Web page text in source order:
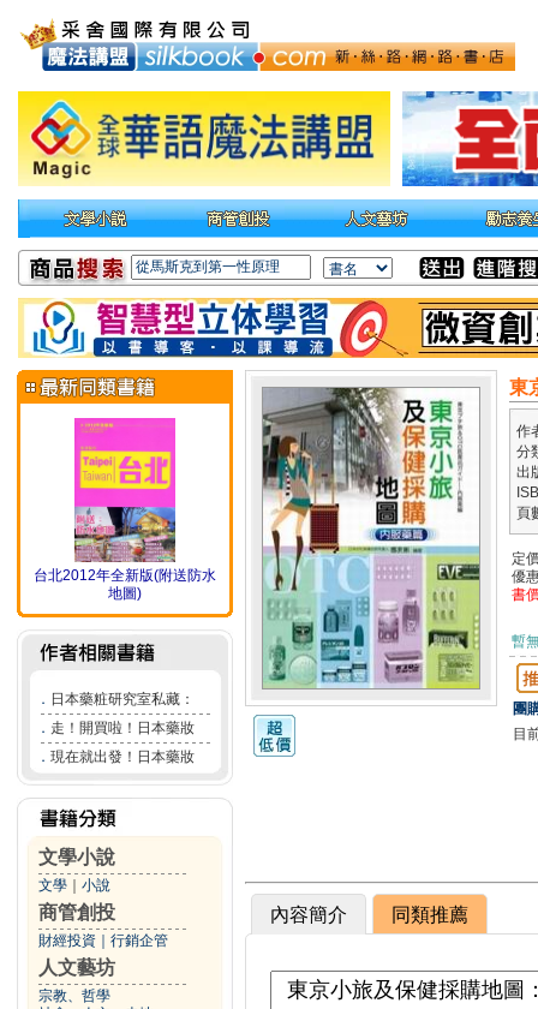
台北2012年全新版(附送防水
地圖)
． 日本藥粧研究室私藏：
． 走！開買啦！日本藥妝
． 現在就出發！日本藥妝
文學小說
文學 小說
商管創投
財經投資 行銷企管
人文藝坊
宗教、哲學
東
作
分
出
頁
定
優
書
暫
團
目
內容簡介 同類推薦